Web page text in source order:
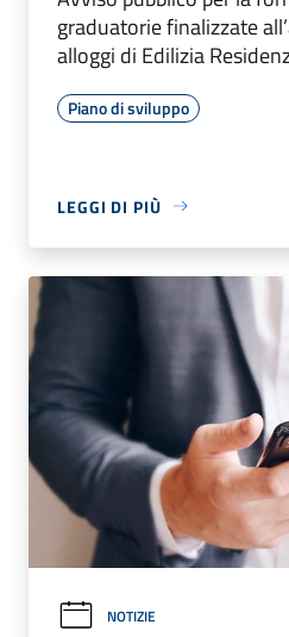
graduatorie finalizzate
alloggi di Edilizia
Piano di sviluppo
LEGGI DI PIÙ
NOTIZIE